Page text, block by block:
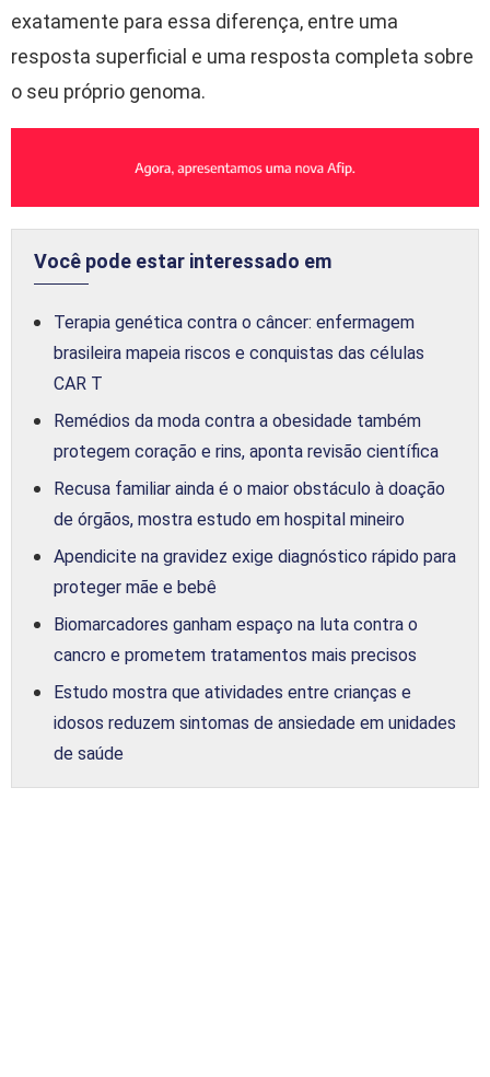
exatamente para essa diferença, entre uma
resposta superficial e uma resposta completa sobre
o seu próprio genoma.
Você pode estar interessado em
Terapia genética contra o câncer: enfermagem
brasileira mapeia riscos e conquistas das células
CAR T
Remédios da moda contra a obesidade também
protegem coração e rins, aponta revisão científica
Recusa familiar ainda é o maior obstáculo à doação
de órgãos, mostra estudo em hospital mineiro
Apendicite na gravidez exige diagnóstico rápido para
proteger mãe e bebê
Biomarcadores ganham espaço na luta contra o
cancro e prometem tratamentos mais precisos
Estudo mostra que atividades entre crianças e
idosos reduzem sintomas de ansiedade em unidades
de saúde